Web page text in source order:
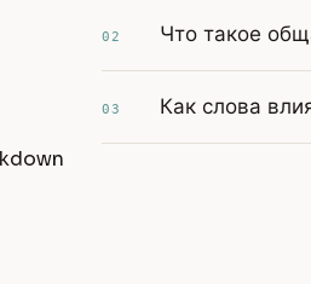
02 Что такое
03 Как слова